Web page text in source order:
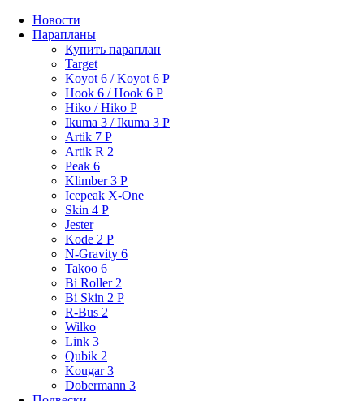
Новости
Парапланы
Купить параплан
Target
Koyot 6 / Koyot 6 P
Hook 6 / Hook 6 P
Hiko / Hiko P
Ikuma 3 / Ikuma 3 P
Artik 7 P
Artik R 2
Peak 6
Klimber 3 P
Icepeak X-One
Skin 4 P
Jester
Kode 2 P
N-Gravity 6
Takoo 6
Bi Roller 2
Bi Skin 2 P
R-Bus 2
Wilko
Link 3
Qubik 2
Kougar 3
Dobermann 3